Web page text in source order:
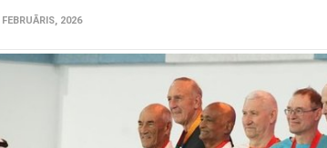
2026